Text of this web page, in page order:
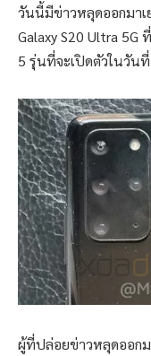
วันนี้มีข่าวหลุดออกมา
Galaxy S20 Ultra 5G
5 รุ่นที่จะเปิดตัวในวัน
ผู้ที่ปล่อยข่าวหลุดออกม